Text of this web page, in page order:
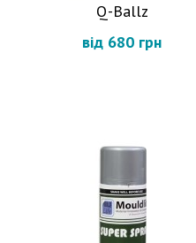
Q-Ballz
від 680 грн